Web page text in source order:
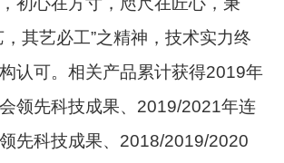
，其艺必工”之精神，技术实力终
认可。相关产品累计获得2019年
领先科技成果、2019/2021年连
先科技成果、2018/2019/2020